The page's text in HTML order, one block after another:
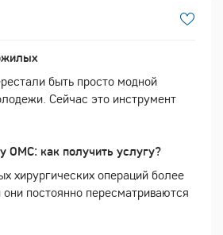
быть просто модной
Сейчас это инструмент
ОМС: как получить услугу?
хирургических операций более
постоянно пересматриваются